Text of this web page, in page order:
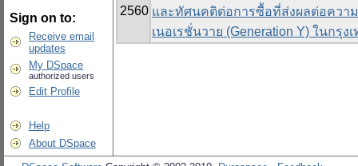
Sign on to:
Receive email
updates
My DSpace
authorized users
Edit Profile
Help
About DSpace
2560 และทัศนคติต่อการซื้อที่ส่งผลต่อควา
เนอเรชั่นวาย (Generation Y) ในกรุ